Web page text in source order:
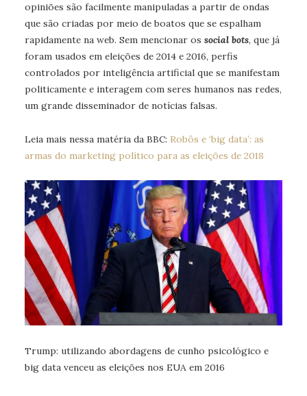
opiniões são facilmente manipuladas a partir de ondas
que são criadas por meio de boatos que se espalham
rapidamente na web. Sem mencionar os social bots, que já
foram usados em eleições de 2014 e 2016, perfis
controlados por inteligência artificial que se manifestam
politicamente e interagem com seres humanos nas redes,
um grande disseminador de notícias falsas.
Leia mais nessa matéria da BBC: Robôs e ‘big data’: as
armas do marketing político para as eleições de 2018
Trump: utilizando abordagens de cunho psicológico e
big data venceu as eleições nos EUA em 2016